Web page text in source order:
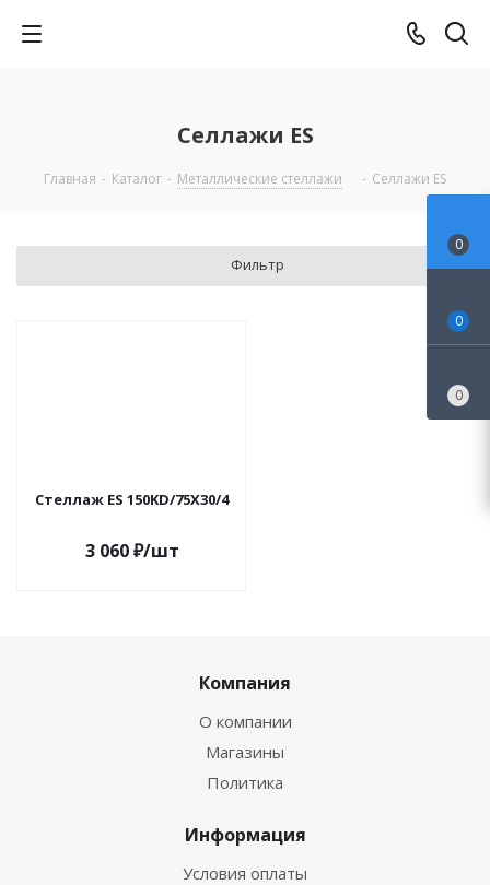
Селлажи ES
Главная - Каталог - Металлические стеллажи - Селлажи ES
Фильтр
Стеллаж ES 150KD/75Х30/4
3 060₽/шт
Компания
О компании
Магазины
Политика
Информация
Условия оплаты
0
0
0